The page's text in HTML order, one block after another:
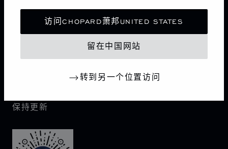
访问CHOPARD萧邦UNITED STATES
留在中国网站
转到另一个位置访问
联系我们
保持更新